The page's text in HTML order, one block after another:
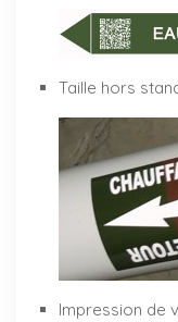
Taille hors
Impression de